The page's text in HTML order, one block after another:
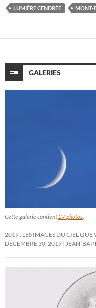
LUMIÈRE CENDRÉE MONT-
GALERIES
Cette galerie contient 27 photos
2019 : LES IMAGES DU CIEL QUE
DÉCEMBRE 30, 2019
JEAN-